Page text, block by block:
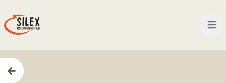
Open